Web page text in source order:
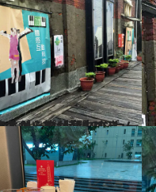
リップ 台中のリノベスポットが楽しすぎる！
＆お出かけ